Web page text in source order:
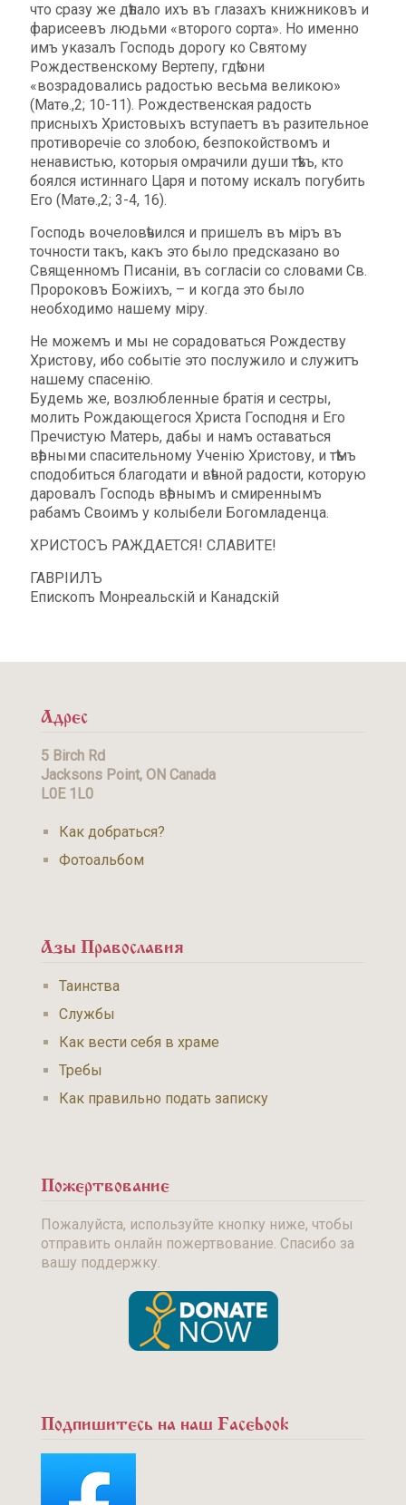
что сразу же дѣлало ихъ въ глазахъ книжниковъ и
фарисеевъ людьми «второго сорта». Но именно
имъ указалъ Господь дорогу ко Святому
Рождественскому Вертепу, гдѣ они
«возрадовались радостью весьма великою»
(Матѳ.,2; 10-11). Рождественская радость
присныхъ Христовыхъ вступаетъ въ разительное
противоречіе со злобою, безпокойствомъ и
ненавистью, которыя омрачили души тѣхъ, кто
боялся истиннаго Царя и потому искалъ погубить
Его (Матѳ.,2; 3-4, 16).
Господь вочеловѣчился и пришелъ въ міръ въ
точности такъ, какъ это было предсказано во
Священномъ Писаніи, въ согласіи со словами Св.
Пророковъ Божіихъ, – и когда это было
необходимо нашему міру.
Не можемъ и мы не сорадоваться Рождеству
Христову, ибо событіе это послужило и служитъ
нашему спасенію.
Будемь же, возлюбленные братiя и сестры,
молить Рождающегося Христа Господня и Его
Пречистую Матерь, дабы и намъ оставаться
вѣрными спасительному Ученію Христову, и тѣмъ
сподобиться благодати и вѣчной радости, которую
даровалъ Господь вѣрнымъ и смиреннымъ
рабамъ Своимъ у колыбели Богомладенца.
ХРИСТОСЪ РАЖДАЕТСЯ! СЛАВИТЕ!
ГАВРIИЛЪ
Епископъ Монреальскiй и Канадскiй
Адрес
5 Birch Rd
Jacksons Point, ON Canada
L0E 1L0
Как добраться?
Фотоальбом
Азы Православия
Таинства
Службы
Как вести себя в храме
Требы
Как правильно подать записку
Пожертвование
Пожалуйста, используйте кнопку ниже, чтобы
отправить онлайн пожертвование. Спасибо за
вашу поддержку.
Подпишитесь на наш Facebook